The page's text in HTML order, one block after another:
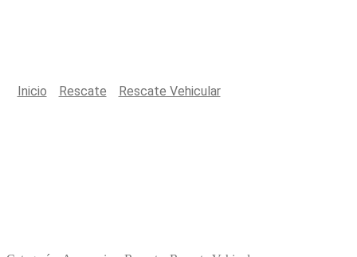
Inicio Rescate Rescate Vehicular/